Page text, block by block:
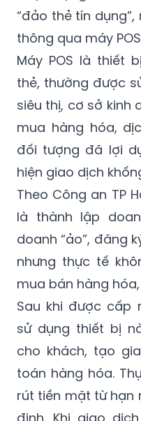
“đảo thẻ tín
thông qua máy
Máy POS là thiết
thẻ, thường được
siêu thị, cơ sở kinh
mua hàng hóa,
đối tượng đã lợi
hiện giao dịch
Theo Công an TP
là thành lập
doanh “ảo”, đăng
nhưng thực tế
mua bán hàng
Sau khi được cấp
sử dụng thiết bị
cho khách, tạo
toán hàng hóa.
rút tiền mặt từ hạn